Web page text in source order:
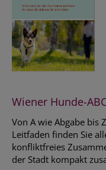
Wiener Hunde-
Von A wie Abgabe bis
Leitfaden finden Sie
konfliktfreies
der Stadt kompakt